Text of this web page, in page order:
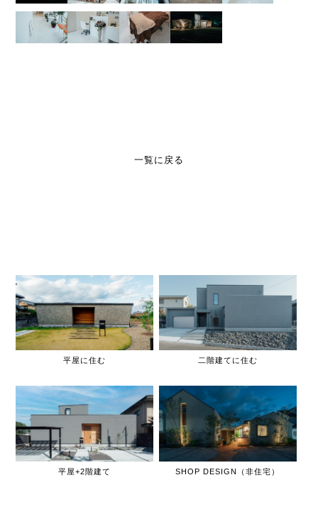
一覧に戻る
平屋に住む 二階建てに住む
平屋+2階建て SHOP DESIGN（非住宅）